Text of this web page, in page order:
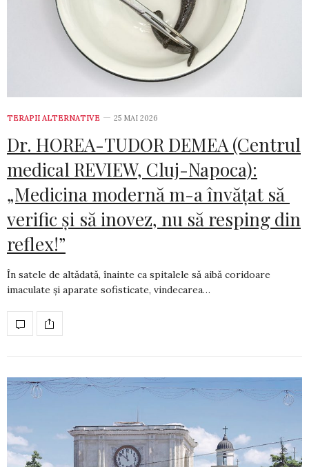
TERAPII ALTERNATIVE 25 MAI 2026
Dr. HOREA-TUDOR DEMEA (Centrul
medical REVIEW, Cluj-Napoca):
„Medicina modernă m-a învățat să
verific și să inovez, nu să resping din
reflex!”
În satele de altădată, înainte ca spitalele să aibă coridoare
imaculate și aparate sofis­ti­cate, vindecarea…